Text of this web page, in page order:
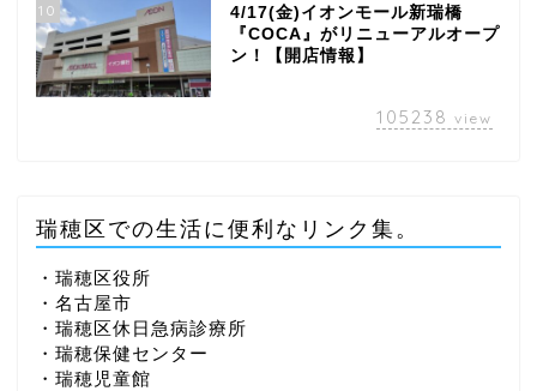
10
4/17(金)イオンモール新瑞橋
『COCA』がリニューアルオープ
ン！【開店情報】
105238 view
瑞穂区での生活に便利なリンク集。
・瑞穂区役所
・名古屋市
・瑞穂区休日急病診療所
・瑞穂保健センター
・瑞穂児童館